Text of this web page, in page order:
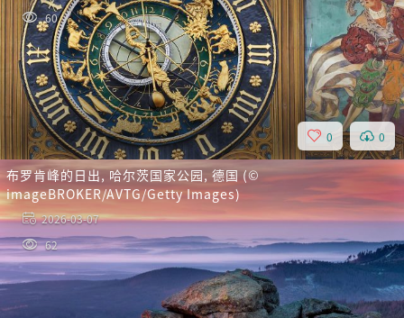
60
0 0
布罗肯峰的日出, 哈尔茨国家公园, 德国 (©
imageBROKER/AVTG/Getty Images)
2026-03-07
62